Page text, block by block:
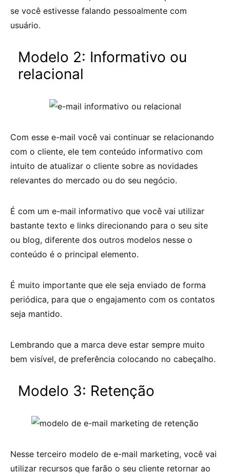
se você estivesse falando pessoalmente com
usuário.
Modelo 2: Informativo ou
relacional
Com esse e-mail você vai continuar se relacionando
com o cliente, ele tem conteúdo informativo com
intuito de atualizar o cliente sobre as novidades
relevantes do mercado ou do seu negócio.
É com um e-mail informativo que você vai utilizar
bastante texto e links direcionando para o seu site
ou blog, diferente dos outros modelos nesse o
conteúdo é o principal elemento.
É muito importante que ele seja enviado de forma
periódica, para que o engajamento com os contatos
seja mantido.
Lembrando que a marca deve estar sempre muito
bem visível, de preferência colocando no cabeçalho.
Modelo 3: Retenção
Nesse terceiro modelo de e-mail marketing, você vai
utilizar recursos que farão o seu cliente retornar ao